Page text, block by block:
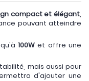
compact et élégant,
pouvant atteindre
100W et offre une
mais aussi pour
d'ajouter une